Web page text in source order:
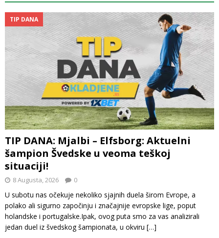
TIP DANA
TIP DANA: Mjalbi – Elfsborg: Aktuelni
šampion Švedske u veoma teškoj
situaciji!
8 Augusta, 2026 0
U subotu nas očekuje nekoliko sjajnih duela širom Evrope, a
polako ali sigurno započinju i značajnije evropske lige, poput
holandske i portugalske.Ipak, ovog puta smo za vas analizirali
jedan duel iz švedskog šampionata, u okviru […]